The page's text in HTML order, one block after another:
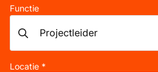
Functie
Locatie *